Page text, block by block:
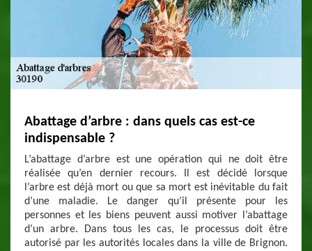
Abattage d’arbre : dans quels cas est-ce
indispensable ?
L’abattage d’arbre est une opération qui ne doit être
réalisée qu’en dernier recours. Il est décidé lorsque
l’arbre est déjà mort ou que sa mort est inévitable du fait
d’une maladie. Le danger qu’il présente pour les
personnes et les biens peuvent aussi motiver l’abattage
d’un arbre. Dans tous les cas, le processus doit être
autorisé par les autorités locales dans la ville de Brignon.